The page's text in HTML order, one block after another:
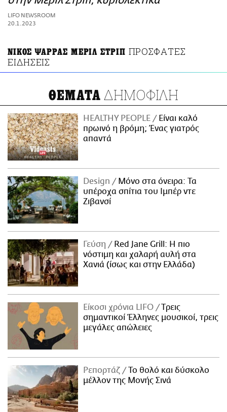
ΑΜΠΑ
PRINT
LIFO NEWSROOM
20.1.2023
ΝΙΚΟΣ ΨΑΡΡΑΣ ΜΕΡΙΛ ΣΤΡΙΠ ΠΡΟΣΦΑΤΕΣ
ΕΙΔΗΣΕΙΣ
ΘΕΜΑΤΑ ΔΗΜΟΦΙΛΗ
HEALTHY PEOPLE
Είναι καλό
πρωινό η βρόμη; Ένας γιατρός
απαντά
Design
Μόνο στα όνειρα: Τα
υπέροχα σπίτια του Ιμπέρ ντε
Ζιβανσί
Γεύση
Red Jane Grill: Η πιο
νόστιμη και χαλαρή αυλή στα
Χανιά (ίσως και στην Ελλάδα)
Είκοσι χρόνια LIFO
Tρεις
σημαντικοί Έλληνες μουσικοί, τρεις
μεγάλες απώλειες
Ρεπορτάζ
Το θολό και δύσκολο
μέλλον της Μονής Σινά